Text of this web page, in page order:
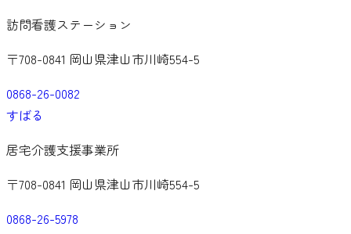
訪問看護ステーション
〒708-0841 岡山県津山市川崎554-5
0868-26-0082
すばる
居宅介護支援事業所
〒708-0841 岡山県津山市川崎554-5
0868-26-5978